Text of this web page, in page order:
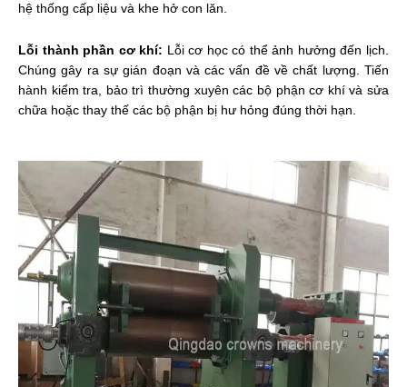
hệ thống cấp liệu và khe hở con lăn.
Lỗi thành phần cơ khí: Lỗi cơ học có thể ảnh hưởng đến lịch.
Chúng gây ra sự gián đoạn và các vấn đề về chất lượng. Tiến
hành kiểm tra, bảo trì thường xuyên các bộ phận cơ khí và sửa
chữa hoặc thay thế các bộ phận bị hư hỏng đúng thời hạn.